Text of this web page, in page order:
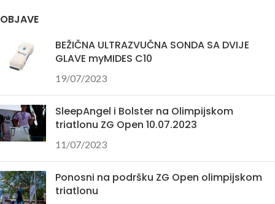
OBJAVE
BEŽIČNA ULTRAZVUČNA SONDA SA DVIJE
GLAVE myMIDES C10
19/07/2023
SleepAngel i Bolster na Olimpijskom
triatlonu ZG Open 10.07.2023
11/07/2023
Ponosni na podršku ZG Open olimpijskom
triatlonu